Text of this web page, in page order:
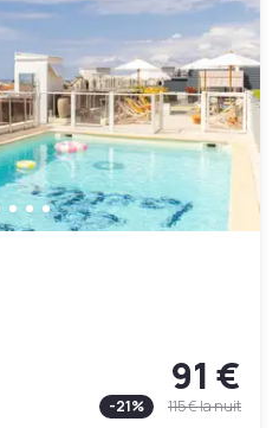
91 €
-21% 115 €la nuit